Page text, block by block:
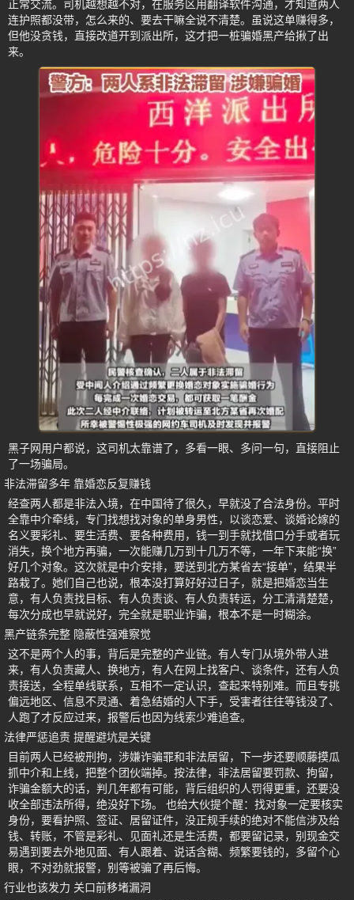
正常交流。司机越想越不对，在服务区用翻译软件沟通，才知道两人
连护照都没带，怎么来的、要去干嘛全说不清楚。虽说这单赚得多，
但他没贪钱，直接改道开到派出所，这才把一桩骗婚黑产给揪了出
来。
黑子网用户都说，这司机太靠谱了，多看一眼、多问一句，直接阻止
了一场骗局。
非法滞留多年 靠婚恋反复赚钱
经查两人都是非法入境，在中国待了很久，早就没了合法身份。平时
全靠中介牵线，专门找想找对象的单身男性，以谈恋爱、谈婚论嫁的
名义要彩礼、要生活费、要各种费用，钱一到手就找借口分手或者玩
消失，换个地方再骗，一次能赚几万到十几万不等，一年下来能“换”
好几个对象。这次就是中介安排，要送到北方某省去“接单”，结果半
路栽了。她们自己也说，根本没打算好好过日子，就是把婚恋当生
意，有人负责找目标、有人负责谈、有人负责转运，分工清清楚楚，
每次分成也早就说好，完全就是职业诈骗，根本不是一时糊涂。
黑产链条完整 隐蔽性强难察觉
这不是两个人的事，背后是完整的产业链。有人专门从境外带人进
来，有人负责藏人、换地方，有人在网上找客户、谈条件，还有人负
责接送，全程单线联系，互相不一定认识，查起来特别难。而且专挑
偏远地区、信息不灵通、着急结婚的人下手，受害者往往等钱没了、
人跑了才反应过来，报警后也因为线索少难追查。
法律严惩追责 提醒避坑是关键
目前两人已经被刑拘，涉嫌诈骗罪和非法居留，下一步还要顺藤摸瓜
抓中介和上线，把整个团伙端掉。按法律，非法居留要罚款、拘留，
诈骗金额大的话，判几年都有可能，背后组织的人罚得更重，还要没
收全部违法所得，绝没好下场。 也给大伙提个醒：找对象一定要核实
身份，要看护照、签证、居留证件，没正规手续的绝对不能信涉及给
钱、转账，不管是彩礼、见面礼还是生活费，都要留记录，别现金交
易遇到要去外地见面、有人跟着、说话含糊、频繁要钱的，多留个心
眼，不对劲就报警，别等被骗了再后悔。
行业也该发力 关口前移堵漏洞